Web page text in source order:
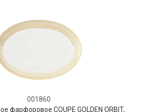
001860
фарфоровое COUPE GOLDEN ORBIT,